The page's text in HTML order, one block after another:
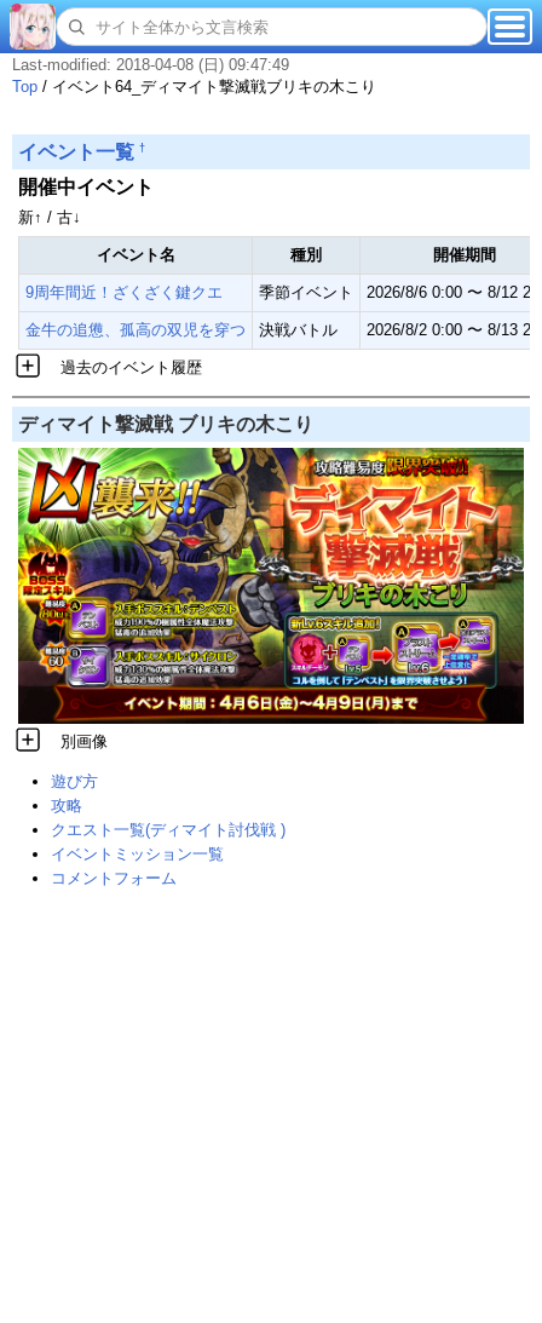
Last-modified: 2018-04-08 (日) 09:47:49
Top / イベント64_ディマイト撃滅戦ブリキの木こり
イベント一覧 †
開催中イベント
新↑ / 古↓
イベント名 種別 開催期間
9周年間近！ざくざく鍵クエ 季節イベント 2026/8/6 0:00 〜 8/12
金牛の追憊、孤高の双児を穿つ 決戦バトル 2026/8/2 0:00 〜 8/13
過去のイベント履歴
ディマイト撃滅戦 ブリキの木こり
別画像
遊び方
攻略
クエスト一覧(ディマイト討伐戦 )
イベントミッション一覧
コメントフォーム